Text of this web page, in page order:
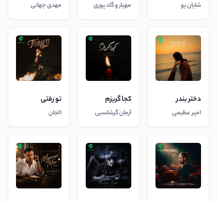
شایان یو مهیار و گاد پوری مهدی جهانی
دختر بندر
امیر عظیمی
کجا گریزم
آرمان گرشاسبی
تو رفتی
الجان